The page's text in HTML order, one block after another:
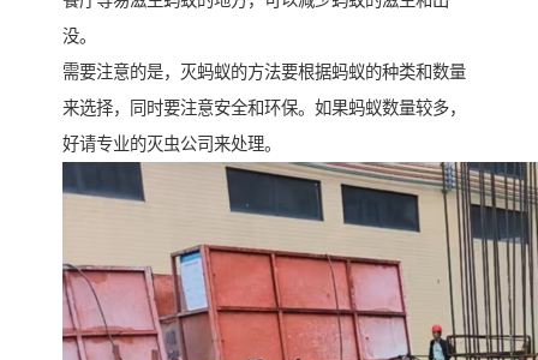
没。
需要注意的是，灭蚂蚁的方法要根据蚂蚁的种类和数量
来选择，同时要注意安全和环保。如果蚂蚁数量较多，
好请专业的灭虫公司来处理。